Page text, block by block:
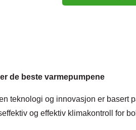
de beste varmepumpene
teknologi og innovasjon er basert
og effektiv klimakontroll for